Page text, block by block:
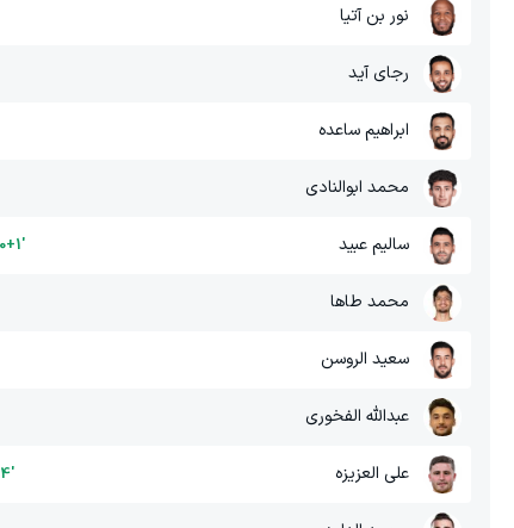
نور بن آتیا
رجای آید
ابراهیم ساعده
محمد ابوالنادی
سالیم عبید '
محمد طاها
سعید الروسن
عبدالله الفخوری
علی العزیزه '